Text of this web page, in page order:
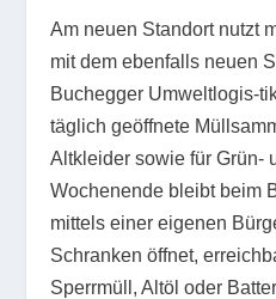
Am neuen Standort nutzt
mit dem ebenfalls neuen
Buchegger Umweltlogis-
täglich geöffnete
Altkleider sowie für Grün-
Wochenende bleibt beim
mittels einer eigenen
Schranken öffnet,
Sperrmüll, Altöl oder